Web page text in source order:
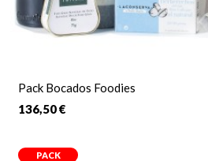
Pack Bocados Foodies
136,50 €
PACK